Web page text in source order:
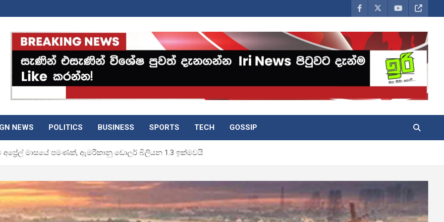
NEWS POLITICS BUSINESS SPORTS TECH GOSSIP
මාසයේ පමණක්, ඇමරිකානු ඩොලර් බිලියන 1.3 ඉක්මවයි